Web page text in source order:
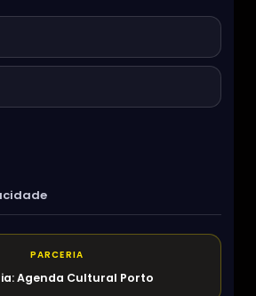
PARCERIA
Agenda Cultural Porto